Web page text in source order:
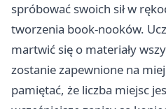
spróbować swoich sił w
tworzenia book-nooków.
martwić się o materiały
zostanie zapewnione na
pamiętać, że liczba miejsc